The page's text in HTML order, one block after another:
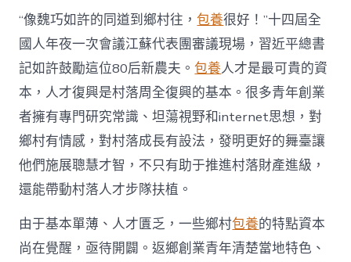
水
甜
心
寶
物
查
包
養
網
_
中
中
“像魏巧如許的同道到鄉村往，包養很好！”十四屆全
國人年夜一次會議江蘇代表團審議現場，習近平總書
記如許鼓勵這位80后新農夫。包養人才是最可貴的資
本，人才復興是村落周全復興的基本。很多青年創業
者擁有專門研究常識、坦蕩視野和internet思想，對
鄉村有情感，對村落成長有設法，發明更好的舞臺讓
他們施展聰慧才智，不只有助于推進村落財產進級，
還能帶動村落人才步隊扶植。
由于基本單薄、人才匱乏，一些鄉村包養的特點資本
尚在覺醒，亟待開闢。返鄉創業青年清楚當地特色、